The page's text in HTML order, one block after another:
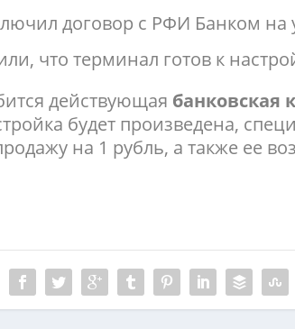
договор с РФИ Банком на
что терминал готов к
действующая банковская
будет произведена,
на 1 рубль, а также ее